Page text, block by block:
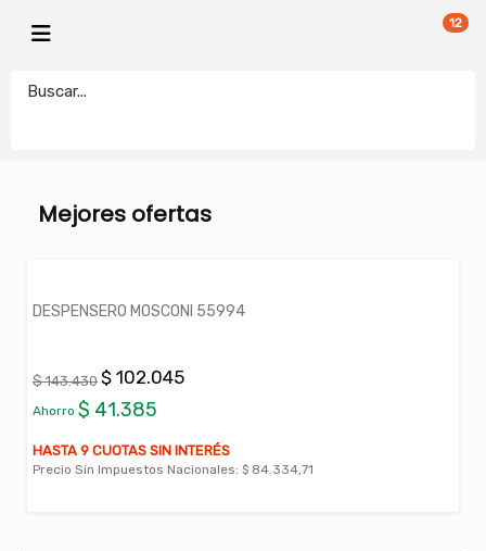
12
electronicamegatonesrl
Mejores ofertas
DESPENSERO MOSCONI 55994
$ 143.430 $ 102.045
Ahorro $ 41.385
HASTA 9 CUOTAS SIN INTERÉS
Precio Sin Impuestos Nacionales: $ 84.334,71